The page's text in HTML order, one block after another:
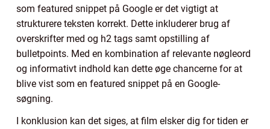
som featured snippet på Google er det vigtigt at
strukturere teksten korrekt. Dette inkluderer brug af
overskrifter med og h2 tags samt opstilling af
bulletpoints. Med en kombination af relevante nøgleord
og informativt indhold kan dette øge chancerne for at
blive vist som en featured snippet på en Google-
søgning.
I konklusion kan det siges, at film elsker dig for tiden er